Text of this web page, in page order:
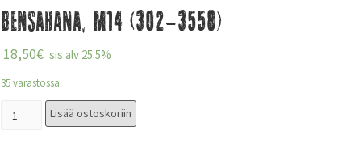
Bensahana, M14 (302-3558)
18,50€ sis alv 25.5%
35 varastossa
Lisää ostoskoriin